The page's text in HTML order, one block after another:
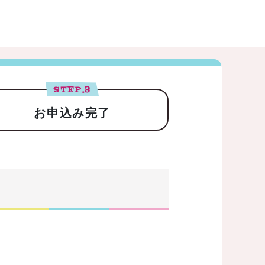
STEP.3
お申込み完了